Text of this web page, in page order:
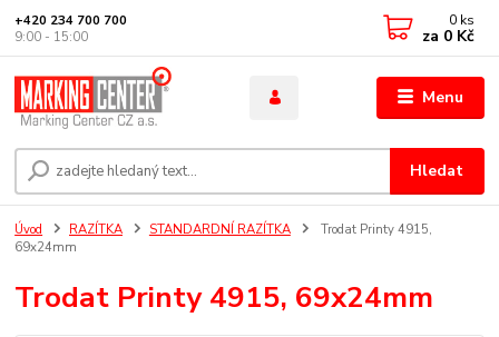
Menu
Hledat
+420 234 700 700
9:00 - 15:00
0 ks
za 0 Kč
Úvod RAZÍTKA STANDARDNÍ RAZÍTKA
Trodat Printy 4915,
69x24mm
Trodat Printy 4915, 69x24mm